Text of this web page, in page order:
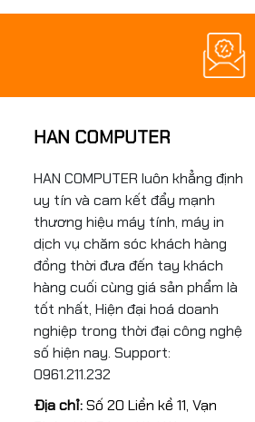
HAN COMPUTER
HAN COMPUTER luôn khẳng định
uy tín và cam kết đẩy mạnh
thương hiệu máy tính, máy in
dịch vụ chăm sóc khách hàng
đồng thời đưa đến tay khách
hàng cuối cùng giá sản phẩm là
tốt nhất, Hiện đại hoá doanh
nghiệp trong thời đại công nghệ
số hiện nay. Support:
0961.211.232
Địa chỉ:Số 20 Liền kề 11, Vạn